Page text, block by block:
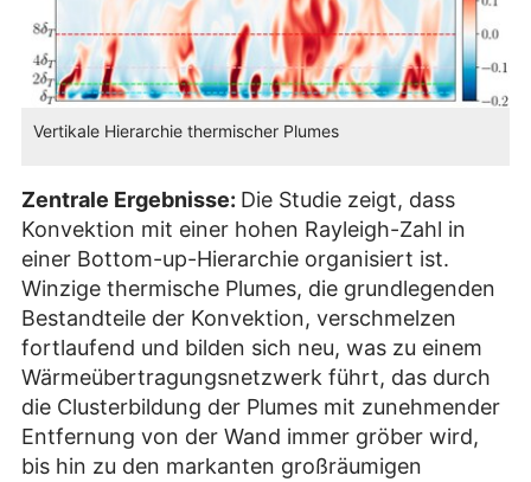
Vertikale Hierarchie thermischer Plumes
Zentrale Ergebnisse: Die Studie zeigt, dass
Konvektion mit einer hohen Rayleigh-Zahl in
einer Bottom-up-Hierarchie organisiert ist.
Winzige thermische Plumes, die grundlegenden
Bestandteile der Konvektion, verschmelzen
fortlaufend und bilden sich neu, was zu einem
Wärmeübertragungsnetzwerk führt, das durch
die Clusterbildung der Plumes mit zunehmender
Entfernung von der Wand immer gröber wird,
bis hin zu den markanten großräumigen